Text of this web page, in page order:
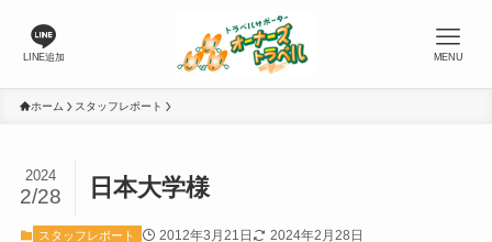
LINE追加 MENU
ホーム スタッフレポート
日本大学様
2024
2/28
スタッフレポート 2012年3月21日 2024年2月28日